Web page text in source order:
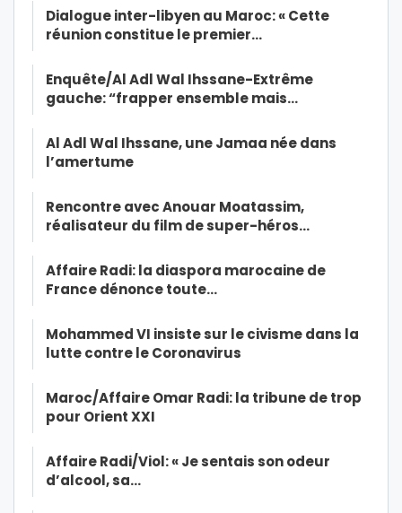
Dialogue inter-libyen au Maroc: « Cette
réunion constitue le premier…
Enquête/Al Adl Wal Ihssane-Extrême
gauche: “frapper ensemble mais…
Al Adl Wal Ihssane, une Jamaa née dans
l’amertume
Rencontre avec Anouar Moatassim,
réalisateur du film de super-héros…
Affaire Radi: la diaspora marocaine de
France dénonce toute…
Mohammed VI insiste sur le civisme dans la
lutte contre le Coronavirus
Maroc/Affaire Omar Radi: la tribune de trop
pour Orient XXI
Affaire Radi/Viol: « Je sentais son odeur
d’alcool, sa…